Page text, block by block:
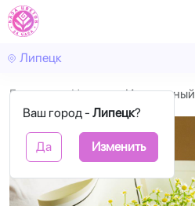
Липецк
Ваш город - Липецк?
Да Изменить
Главная Цветы Изысканный